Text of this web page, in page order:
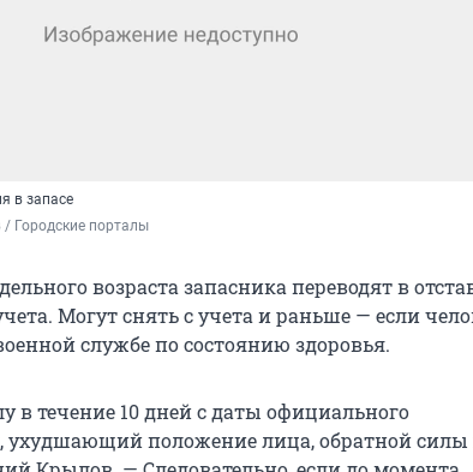
в запасе
/ Городские порталы
возраста запасника переводят в
Могут снять с учета и раньше — если
службе по состоянию здоровья.
в течение 10 дней с даты официального
ухудшающий положение лица, обратной силы